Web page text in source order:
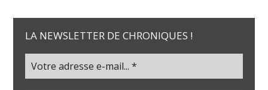
LA NEWSLETTER DE CHRONIQUES !